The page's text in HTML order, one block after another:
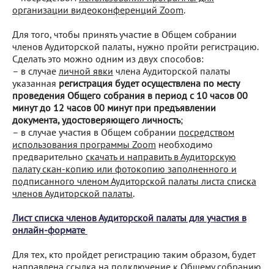
организации видеоконференций Zoom.
Для того, чтобы принять участие в Общем собрании
членов Аудиторской палаты, нужно пройти регистрацию.
Сделать это можно одним из двух способов:
– в случае личной явки члена Аудиторской палаты
указанная регистрация будет осуществлена по месту
проведения Общего собрания в период с 10 часов 00
минут до 12 часов 00 минут при предъявлении
документа, удостоверяющего личность;
– в случае участия в Общем собрании посредством
использования программы Zoom необходимо
предварительно скачать и направить в Аудиторскую
палату скан-копию или фотокопию заполненного и
подписанного членом Аудиторской палаты листа списка
членов Аудиторской палаты.
Лист списка членов Аудиторской палаты для участия в
онлайн-формате
Для тех, кто пройдет регистрацию таким образом, будет
направлена ссылка на подключение к Общему собранию